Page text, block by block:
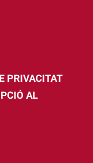
PRIVACITAT
AL